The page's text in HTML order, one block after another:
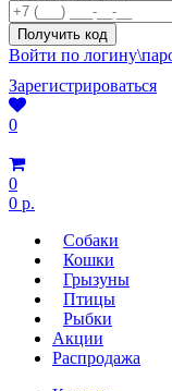
Войти по
Зарегистрироваться
0
0
0 р.
Собаки
Кошки
Грызуны
Птицы
Рыбки
Акции
Распродажа